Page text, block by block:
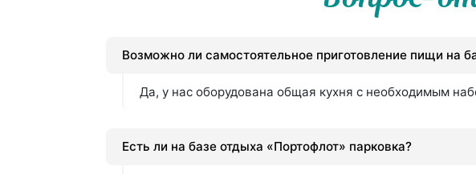
Возможно ли самостоятельное приготовление пищи на
Да, у нас оборудована общая кухня с необходимым
Есть ли на базе отдыха «Портофлот» парковка?